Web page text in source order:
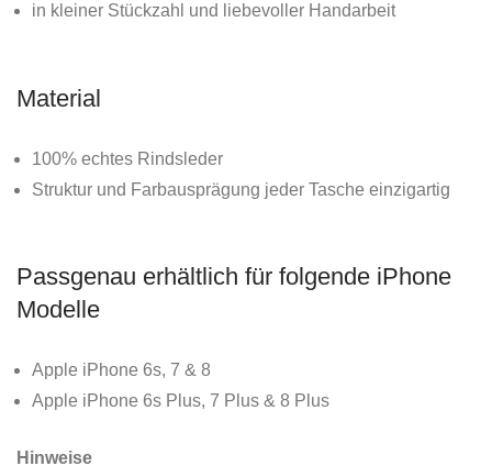
in kleiner Stückzahl und liebevoller Handarbeit
Material
100% echtes Rindsleder
Struktur und Farbausprägung jeder Tasche einzigartig
Passgenau erhältlich für folgende iPhone
Modelle
Apple iPhone 6s, 7 & 8
Apple iPhone 6s Plus, 7 Plus & 8 Plus
Hinweise